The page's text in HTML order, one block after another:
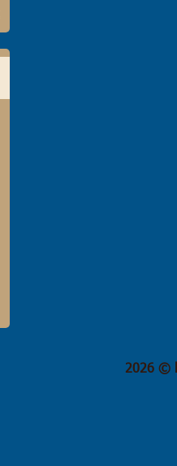
2026 ©